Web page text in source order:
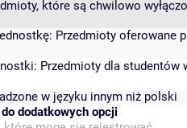
które są chwilowo
Przedmioty oferowane
Przedmioty dla studentów
w języku innym niż polski
dodatkowych opcji